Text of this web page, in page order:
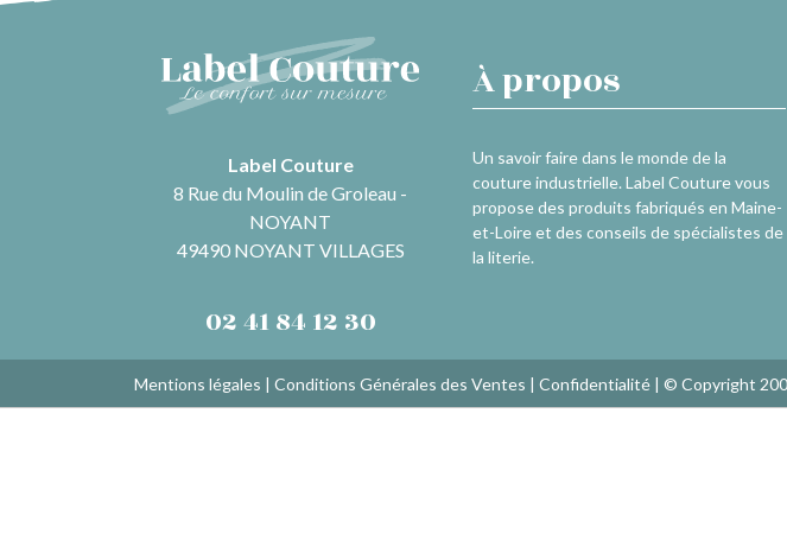
Label Couture
8 Rue du Moulin de Groleau -
NOYANT
49490 NOYANT VILLAGES
02 41 84 12 30
À propos
Un savoir faire dans le monde de la
couture industrielle. Label Couture vous
propose des produits fabriqués en Maine-
et-Loire et des conseils de spécialistes de
la literie.
Mentions légales | Conditions Générales des Ventes | Confidentialité| © Copyright